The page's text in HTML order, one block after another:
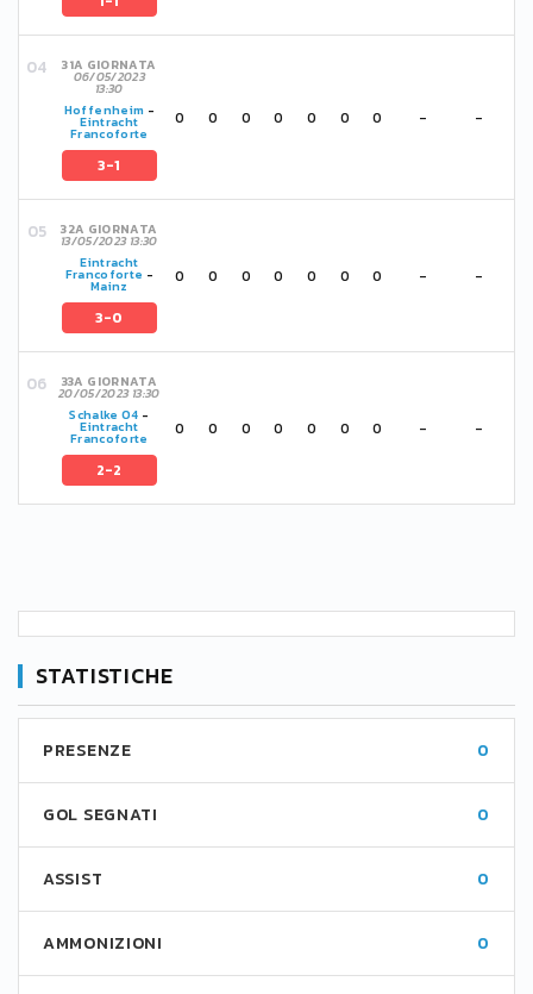
31A GIORNATA
06/05/2023
13:30
Hoffenheim -
Eintracht
Francoforte
3-1
0 0 0 0 0 0 0 - -
32A GIORNATA
13/05/2023 13:30
Eintracht
Francoforte -
Mainz
3-0
0 0 0 0 0 0 0 - -
33A GIORNATA
20/05/2023 13:30
Schalke 04 -
Eintracht
Francoforte
2-2
0 0 0 0 0 0 0 - -
STATISTICHE
PRESENZE 0
GOL SEGNATI 0
ASSIST 0
AMMONIZIONI 0